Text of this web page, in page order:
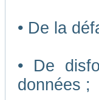
• De la
• De
données ;